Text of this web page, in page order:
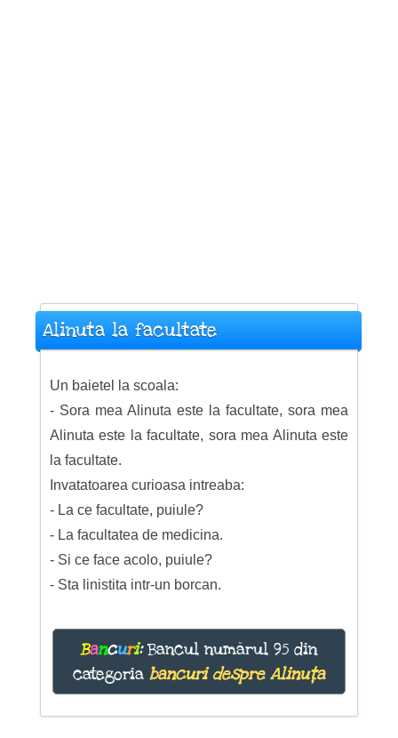
Alinuta la facultate
Un baietel la scoala:
- Sora mea Alinuta este la facultate, sora mea
Alinuta este la facultate, sora mea Alinuta este
la facultate.
Invatatoarea curioasa intreaba:
- La ce facultate, puiule?
- La facultatea de medicina.
- Si ce face acolo, puiule?
- Sta linistita intr-un borcan.
Bancuri:Bancul numărul 95 din
categoria bancuri despre Alinuța